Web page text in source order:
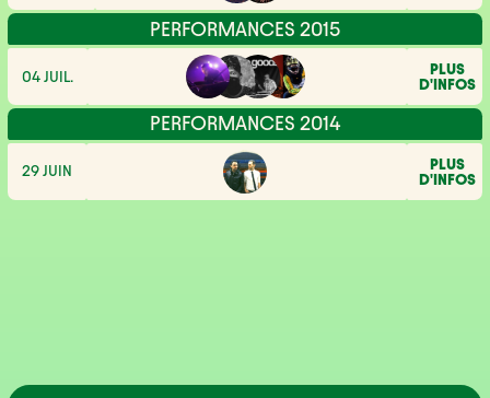
PERFORMANCES 2015
04 JUIL.
PLUS
D'INFOS
PERFORMANCES 2014
29 JUIN
PLUS
D'INFOS